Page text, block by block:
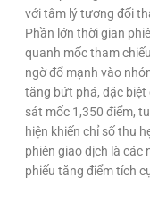
với tâm lý tương đối
Phần lớn thời gian
quanh mốc tham
ngờ đổ mạnh vào
tăng bứt phá, đặc biệt
sát mốc 1,350 điểm,
hiện khiến chỉ số thu
phiên giao dịch là các
phiếu tăng điểm tích